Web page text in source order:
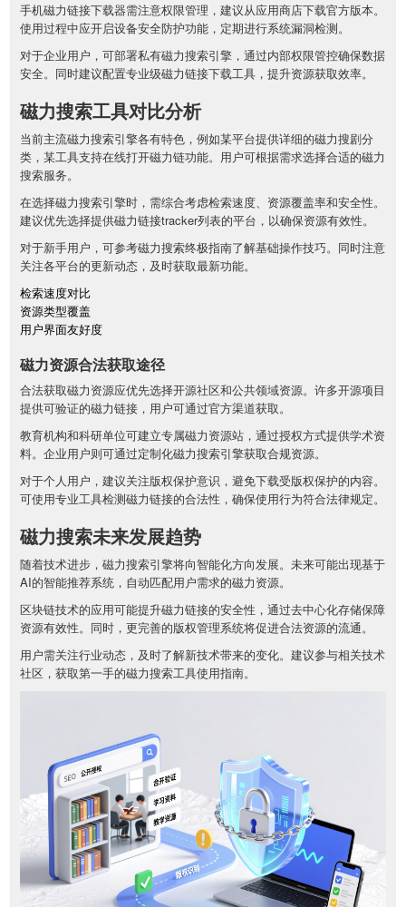
手机磁力链接下载器需注意权限管理，建议从应用商店下载官方版本。
使用过程中应开启设备安全防护功能，定期进行系统漏洞检测。
对于企业用户，可部署私有磁力搜索引擎，通过内部权限管控确保数据
安全。同时建议配置专业级磁力链接下载工具，提升资源获取效率。
磁力搜索工具对比分析
当前主流磁力搜索引擎各有特色，例如某平台提供详细的磁力搜剧分
类，某工具支持在线打开磁力链功能。用户可根据需求选择合适的磁力
搜索服务。
在选择磁力搜索引擎时，需综合考虑检索速度、资源覆盖率和安全性。
建议优先选择提供磁力链接tracker列表的平台，以确保资源有效性。
对于新手用户，可参考磁力搜索终极指南了解基础操作技巧。同时注意
关注各平台的更新动态，及时获取最新功能。
检索速度对比
资源类型覆盖
用户界面友好度
磁力资源合法获取途径
合法获取磁力资源应优先选择开源社区和公共领域资源。许多开源项目
提供可验证的磁力链接，用户可通过官方渠道获取。
教育机构和科研单位可建立专属磁力资源站，通过授权方式提供学术资
料。企业用户则可通过定制化磁力搜索引擎获取合规资源。
对于个人用户，建议关注版权保护意识，避免下载受版权保护的内容。
可使用专业工具检测磁力链接的合法性，确保使用行为符合法律规定。
磁力搜索未来发展趋势
随着技术进步，磁力搜索引擎将向智能化方向发展。未来可能出现基于
AI的智能推荐系统，自动匹配用户需求的磁力资源。
区块链技术的应用可能提升磁力链接的安全性，通过去中心化存储保障
资源有效性。同时，更完善的版权管理系统将促进合法资源的流通。
用户需关注行业动态，及时了解新技术带来的变化。建议参与相关技术
社区，获取第一手的磁力搜索工具使用指南。